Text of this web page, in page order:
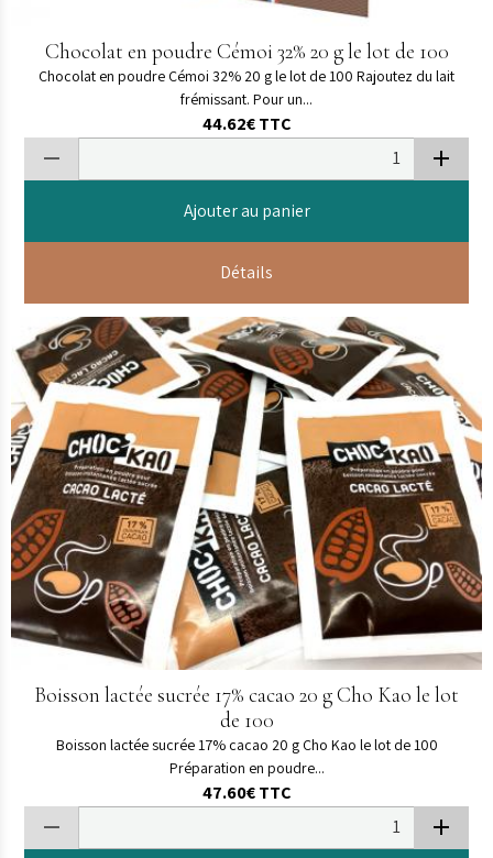
Chocolat en poudre Cémoi 32% 20 g le lot de 100
Chocolat en poudre Cémoi 32% 20 g le lot de 100 Rajoutez du lait
frémissant. Pour un...
44.62€TTC
Ajouter au panier
Détails
Boisson lactée sucrée 17% cacao 20 g Cho Kao le lot
de 100
Boisson lactée sucrée 17% cacao 20 g Cho Kao le lot de 100
Préparation en poudre...
47.60€TTC